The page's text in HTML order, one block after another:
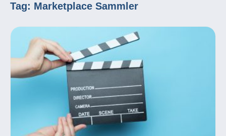
Tag: Marketplace Sammler